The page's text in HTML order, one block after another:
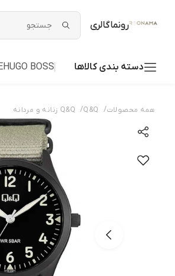
رونماگالری
دسته بندی کالاها HUGO BOSS
همه محصولات/
Q&Q
/ Q&Q زنانه و مردانه